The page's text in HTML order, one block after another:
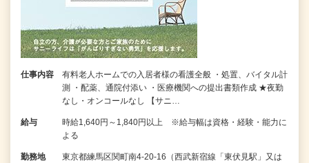
仕事内容
有料老人ホームでの入居者様の看護全般 ・処置、バイタル計
測 ・配薬、通院付添い ・医療機関への提出書類作成 ★夜勤
なし・オンコールなし 【サニ…
給与
時給1,640円～1,840円以上 ※給与幅は資格・経験・能力に
よる
勤務地
東京都練馬区関町南4-20-16（西武新宿線「東伏見駅」又は